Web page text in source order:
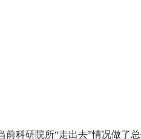
前科研院所“走出去”情况做了